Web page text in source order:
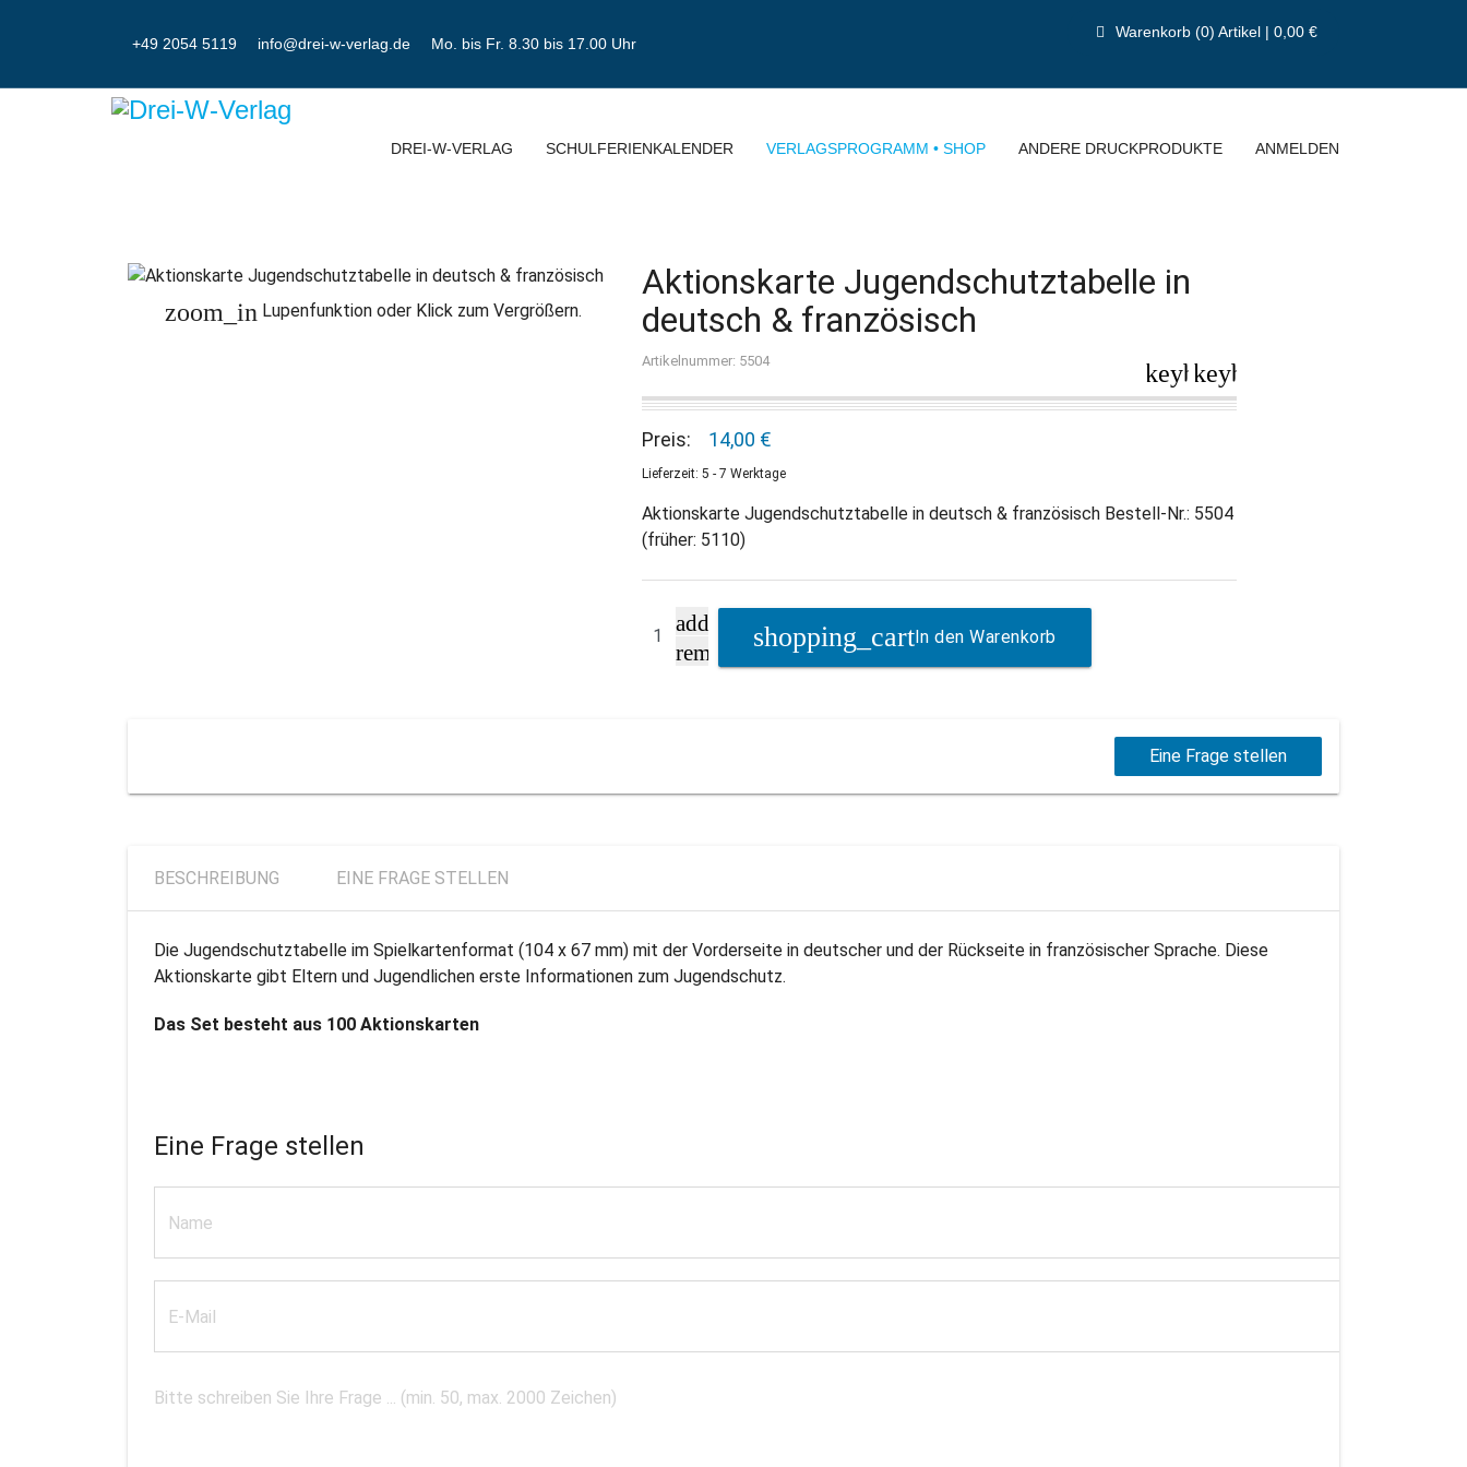
+49 2054 5119 info@drei-w-verlag.de Mo. bis Fr. 8.30 bis 17.00 Uhr
Warenkorb (0) Artikel | 0,00 €
DREI-W-VERLAG SCHULFERIENKALENDER VERLAGSPROGRAMM • SHOP ANDERE DRUCKPRODUKTE ANMELDEN
zoom_in Lupenfunktion oder Klick zum Vergrößern.
Aktionskarte Jugendschutztabelle in
deutsch & französisch
Artikelnummer: 5504 keyboard_arrow_left
keyboard_arrow_right
Preis: 14,00 €
Lieferzeit: 5 - 7 Werktage
Aktionskarte Jugendschutztabelle in deutsch & französisch Bestell-Nr.: 5504
(früher: 5110)
add
remove
In den Warenkorb
Eine Frage stellen
BESCHREIBUNG EINE FRAGE STELLEN
Die Jugendschutztabelle im Spielkartenformat (104 x 67 mm) mit der Vorderseite in deutscher und der Rückseite in französischer Sprache. Diese
Aktionskarte gibt Eltern und Jugendlichen erste Informationen zum Jugendschutz.
Das Set besteht aus 100 Aktionskarten
Eine Frage stellen